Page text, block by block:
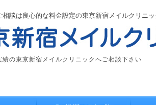
相談は良心的な料金設定の東京新宿メイルクリニ
績の東京新宿メイルクリニックへご相談下さい